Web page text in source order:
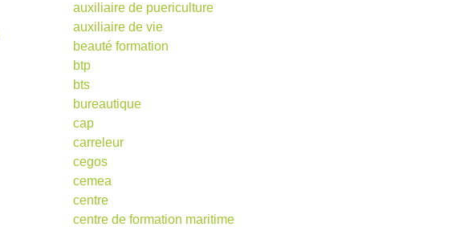
auxiliaire de puericulture
auxiliaire de vie
beauté formation
btp
bts
bureautique
cap
carreleur
cegos
cemea
centre
centre de formation maritime